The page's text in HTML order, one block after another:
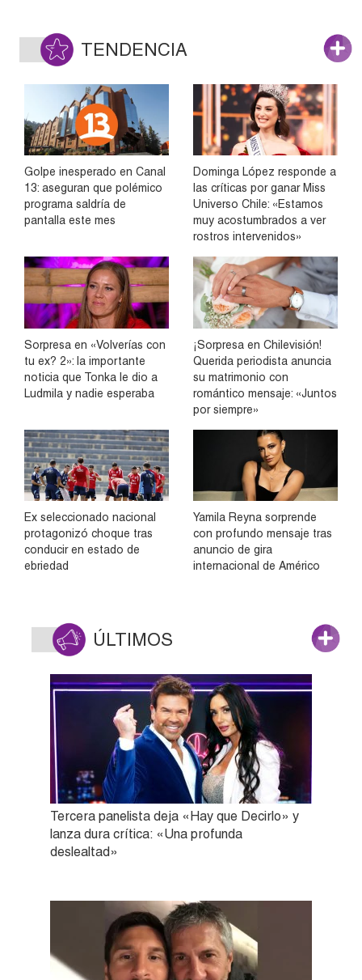
TENDENCIA
Golpe inesperado en Canal
13: aseguran que polémico
programa saldría de
pantalla este mes
Dominga López responde a
las críticas por ganar Miss
Universo Chile: «Estamos
muy acostumbrados a ver
rostros intervenidos»
Sorpresa en «Volverías con
tu ex? 2»: la importante
noticia que Tonka le dio a
Ludmila y nadie esperaba
¡Sorpresa en Chilevisión!
Querida periodista anuncia
su matrimonio con
romántico mensaje: «Juntos
por siempre»
Ex seleccionado nacional
protagonizó choque tras
conducir en estado de
ebriedad
Yamila Reyna sorprende
con profundo mensaje tras
anuncio de gira
internacional de Américo
ÚLTIMOS
Tercera panelista deja «Hay que Decirlo» y
lanza dura crítica: «Una profunda
deslealtad»